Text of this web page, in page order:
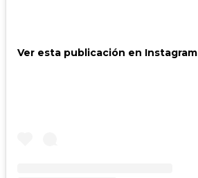
Ver esta publicación en Instagram